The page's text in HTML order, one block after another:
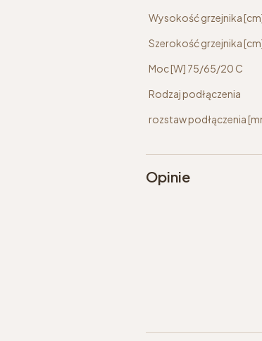
Wysokość grzejnika
Szerokość grzejnika
Moc [W] 75/65/20 C
Rodzaj podłączenia
rozstaw podłączenia
Opinie